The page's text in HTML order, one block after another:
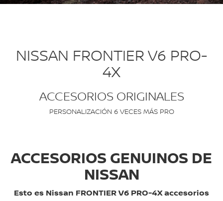
NISSAN FRONTIER V6 PRO-
4X
ACCESORIOS ORIGINALES
PERSONALIZACIÓN 6 VECES MÁS PRO
ACCESORIOS GENUINOS DE
NISSAN
Esto es Nissan FRONTIER V6 PRO-4X accesorios